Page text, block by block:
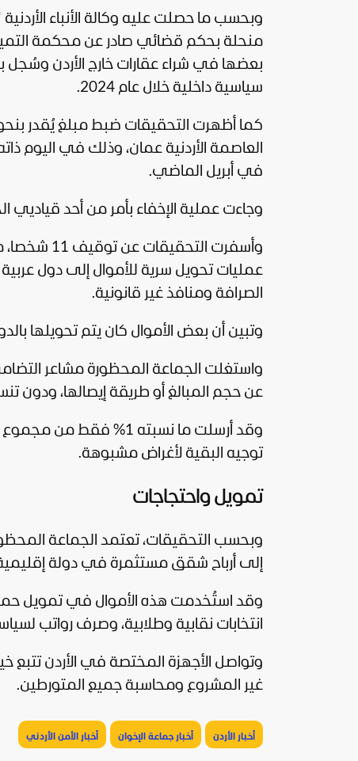
وبحسب ما حصلت عليه وكالة الأنباء
بعضها في شراء عقارات خارج الأردن وسُجل
سياسية داخلية خلال عام 2024.
العاصمة الأردنية عمان، وذلك في اليوم
في أبريل الماضي.
وجاءت عملية الإخفاء بأمر من أحد قياديي
وأسفرت
عمليات تحويل سرية للأموال إلى دول
الصرافة ومنافذ غير قانونية.
وتبين أن بعض الأموال كان يتم تحويلها
واستغلت الجماعة المحظورة مشاعر
عن حجم المبالغ أو طريقة إيصالها، ودون
وقد أرسلت ما نسبته 1%
توجيه البقية لأغراض مشبوهة.
تمويل واحتجاجات
إلى أرباح شقق مستثمرة في دولة
وقد استُخدمت هذه الأموال في تمويل
انتخابات نقابية وطلابية، وصرف رواتب
وتواصل الأجهزة المختصة في الأردن
غير المشروع ومحاسبة جميع المتورطين.
أخبار الأردن أخبار جماعة الإخوان أخبار الأمن الأردني